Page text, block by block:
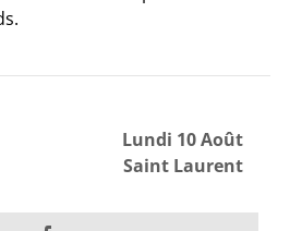
Lundi 10 Août
Saint Laurent